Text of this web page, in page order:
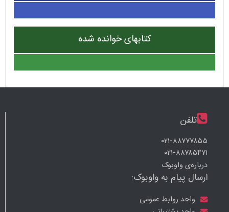
کتابهای خوانده شده
تلفن
۰۲۱-۸۸۷۷۷۸۵۵
۰۲۱-۸۸۷۸۵۴۷۱
درباره‌ی واوبوک
ارسال پیام به واوبوک:
واحد روابط عمومی